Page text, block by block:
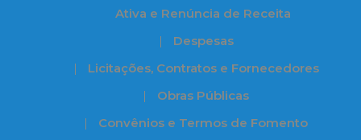
Ativa e Renúncia de Receita
Despesas
Licitações, Contratos e Fornecedores
Obras Públicas
Convênios e Termos de Fomento